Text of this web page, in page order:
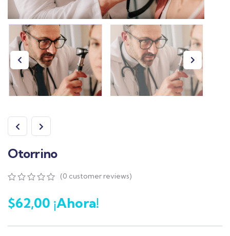
Otorrino
out
of
on
(0 customer reviews)
$62,00 ¡Ahora!